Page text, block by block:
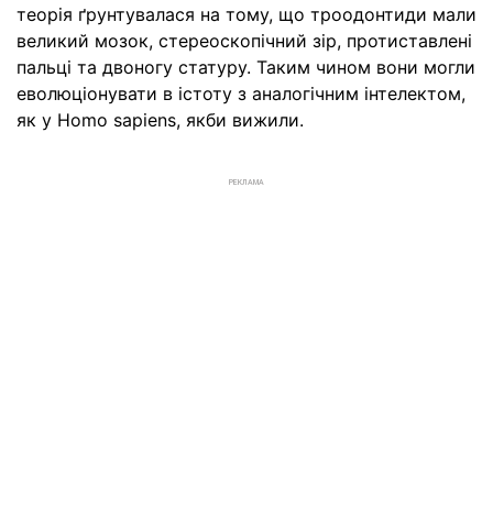
теорія ґрунтувалася на тому, що троодонтиди мали
великий мозок, стереоскопічний зір, протиставлені
пальці та двоногу статуру. Таким чином вони могли
еволюціонувати в істоту з аналогічним інтелектом,
як у Homo sapiens, якби вижили.
РЕКЛАМА